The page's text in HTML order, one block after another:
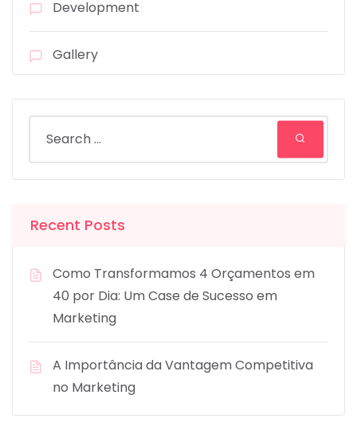
Development
Gallery
Recent Posts
Como Transformamos 4 Orçamentos em
40 por Dia: Um Case de Sucesso em
Marketing
A Importância da Vantagem Competitiva
no Marketing